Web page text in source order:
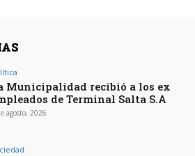
Municipalidad recibió a los ex
de Terminal Salta S.A
agosto, 2026